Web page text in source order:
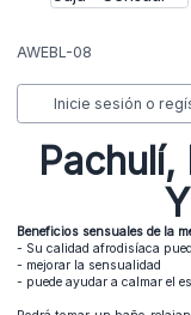
AWEBL-08
Inicie sesión o
Pachulí,
Beneficios sensuales de la
- Su calidad afrodisíaca
- mejorar la sensualidad
- puede ayudar a calmar el